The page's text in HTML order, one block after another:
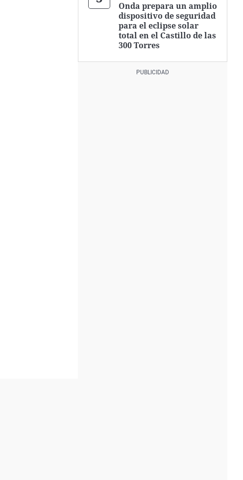
Onda prepara un amplio
dispositivo de seguridad
para el eclipse solar
total en el Castillo de las
300 Torres